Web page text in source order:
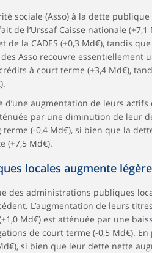
sociale (Asso) à la dette publique
de l’Urssaf Caisse nationale (+7,1
la CADES (+0,3 Md€), tandis
Asso recouvre essentiellement
à court terme (+3,4 Md€),
d’une augmentation de leurs actifs
par une diminution de leur
(-0,4 Md€), si bien que la
(+7,5 Md€).
locales augmente
des administrations publiques
L’augmentation de leurs
Md€) est atténuée par une
de court terme (-0,5 Md€). En
si bien que leur dette nette